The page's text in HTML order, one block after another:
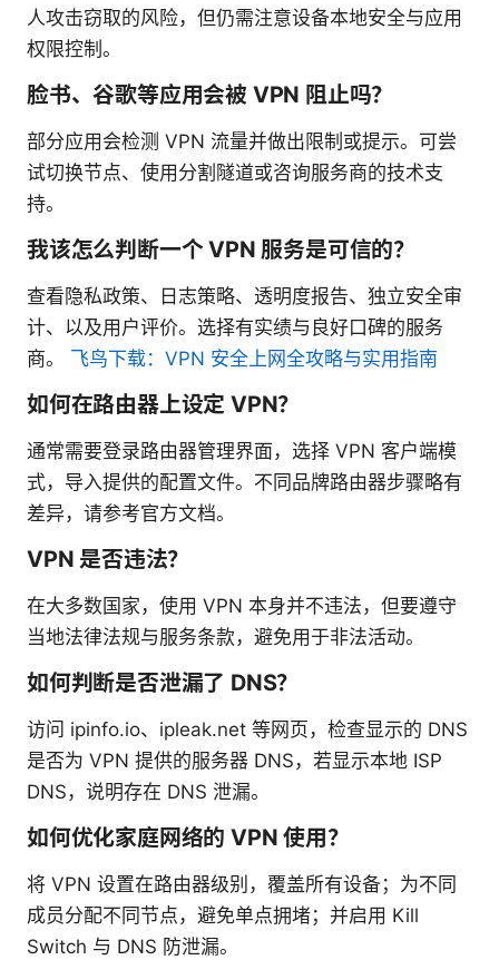
人攻击窃取的风险，但仍需注意设备本地安全与应用
权限控制。
脸书、谷歌等应用会被 VPN 阻止吗？
部分应用会检测 VPN 流量并做出限制或提示。可尝
试切换节点、使用分割隧道或咨询服务商的技术支
持。
我该怎么判断一个 VPN 服务是可信的？
查看隐私政策、日志策略、透明度报告、独立安全审
计、以及用户评价。选择有实绩与良好口碑的服务
商。 飞鸟下载：VPN 安全上网全攻略与实用指南
如何在路由器上设定 VPN？
通常需要登录路由器管理界面，选择 VPN 客户端模
式，导入提供的配置文件。不同品牌路由器步骤略有
差异，请参考官方文档。
VPN 是否违法？
在大多数国家，使用 VPN 本身并不违法，但要遵守
当地法律法规与服务条款，避免用于非法活动。
如何判断是否泄漏了 DNS？
访问 ipinfo.io、ipleak.net 等网页，检查显示的 DNS
是否为 VPN 提供的服务器 DNS，若显示本地 ISP
DNS，说明存在 DNS 泄漏。
如何优化家庭网络的 VPN 使用？
将 VPN 设置在路由器级别，覆盖所有设备；为不同
成员分配不同节点，避免单点拥堵；并启用 Kill
Switch 与 DNS 防泄漏。